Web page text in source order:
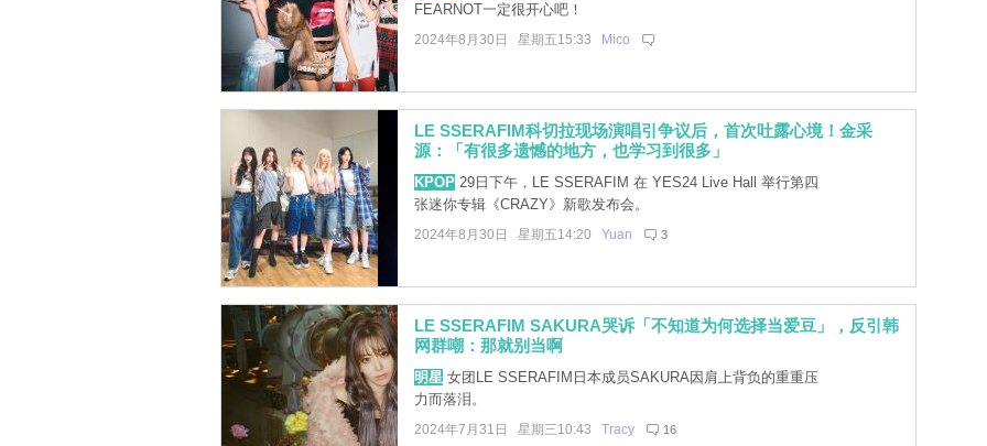
FEARNOT一定很开心吧！
2024年8月30日 星期五15:33 Mico
LE SSERAFIM科切拉现场演唱引争议后，首次吐露心境！金采
源：「有很多遗憾的地方，也学习到很多」
KPOP29日下午，LE SSERAFIM 在 YES24 Live Hall 举行第四
张迷你专辑《CRAZY》新歌发布会。
2024年8月30日 星期五14:20 Yuan 3
LE SSERAFIM SAKURA哭诉「不知道为何选择当爱豆」，反引韩
网群嘲：那就别当啊
明星女团LE SSERAFIM日本成员SAKURA因肩上背负的重重压
力而落泪。
2024年7月31日 星期三10:43 Tracy 16